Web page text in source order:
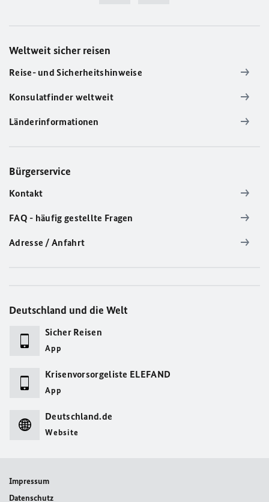
Weltweit sicher reisen
Reise- und Sicherheitshinweise
Konsulatfinder weltweit
Länderinformationen
Bürgerservice
Kontakt
FAQ - häufig gestellte Fragen
Adresse / Anfahrt
Deutschland und die Welt
Sicher Reisen
App
Krisenvorsorgeliste ELEFAND
App
Deutschland.de
Website
Impressum
Datenschutz